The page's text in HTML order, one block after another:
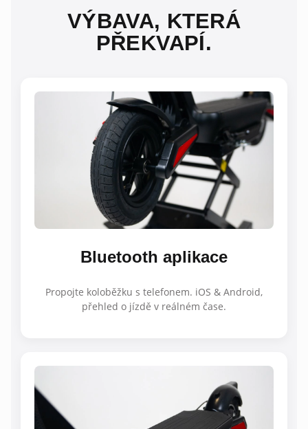
VÝBAVA, KTERÁ
PŘEKVAPÍ.
Bluetooth aplikace
Propojte koloběžku s telefonem. iOS & Android,
přehled o jízdě v reálném čase.